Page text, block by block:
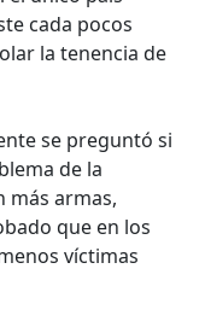
cada pocos
la tenencia de
se preguntó si
de la
más armas,
que en los
víctimas